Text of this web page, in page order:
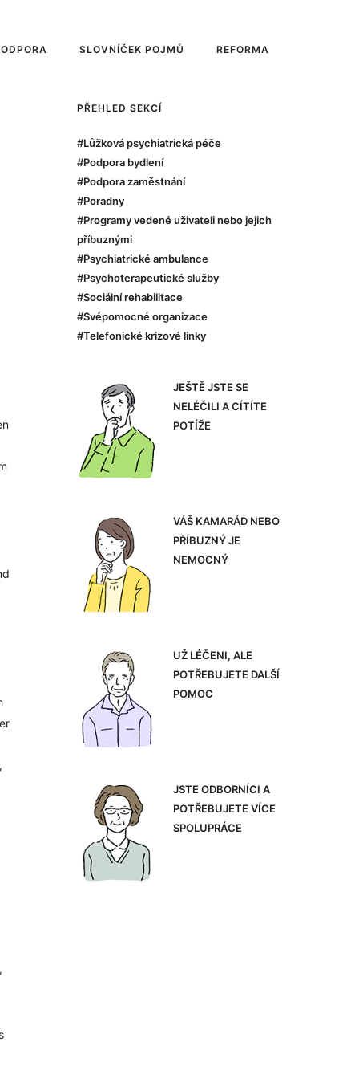
SLOVNÍČEK POJMŮ REFORMA
PŘEHLED SEKCÍ
#Lůžková psychiatrická péče
#Podpora bydlení
#Podpora zaměstnání
#Poradny
#Programy vedené uživateli nebo jejich
příbuznými
#Psychiatrické ambulance
#Psychoterapeutické služby
#Sociální rehabilitace
#Svépomocné organizace
#Telefonické krizové linky
JEŠTĚ JSTE SE
NELÉČILI A CÍTÍTE
POTÍŽE
VÁŠ KAMARÁD NEBO
PŘÍBUZNÝ JE
NEMOCNÝ
UŽ LÉČENI, ALE
POTŘEBUJETE DALŠÍ
POMOC
JSTE ODBORNÍCI A
POTŘEBUJETE VÍCE
SPOLUPRÁCE